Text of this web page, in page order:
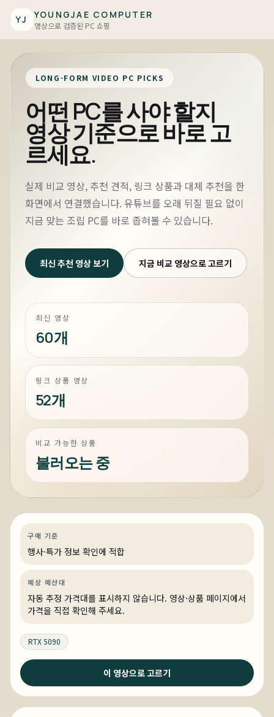
YJ YOUNGJAE COMPUTER
영상으로 검증된 PC 쇼핑
LONG-FORM VIDEO PC PICKS
어떤 PC를 사야 할지
영상 기준으로 바로 고
르세요.
실제 비교 영상, 추천 견적, 링크 상품과 대체 추천을 한
화면에서 연결했습니다. 유튜브를 오래 뒤질 필요 없이
지금 맞는 조립 PC를 바로 좁혀볼 수 있습니다.
최신 추천 영상 보기 지금 비교 영상으로 고르기
최신 영상
60개
링크 상품 영상
52개
비교 가능한 상품
불러오는 중
2일 전
전세계 199대, 국내 단 2대 배정! 진정한
하이엔드는 이런거 - 쿨러마스터 코스모
스 알파 골드
구매 기준
행사·특가 정보 확인에 적합
예상 예산대
자동 추정 가격대를 표시하지 않습니다. 영상·상품 페이지에서
가격을 직접 확인해 주세요.
RTX 5090
이 영상으로 고르기
2일 전
QHD에서 고 주사율 스팀 게임을 즐길 수 있는 PC